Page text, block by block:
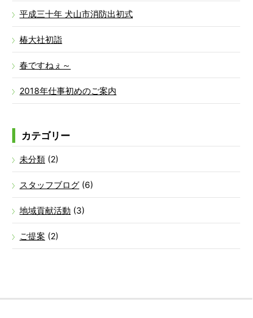
平成三十年 犬山市消防出初式
椿大社初詣
春ですねぇ～
2018年仕事初めのご案内
カテゴリー
未分類 (2)
スタッフブログ (6)
地域貢献活動 (3)
ご提案 (2)